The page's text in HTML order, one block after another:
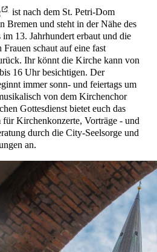
ist nach dem St. Petri-Dom
Bremen und steht in der Nähe des
13. Jahrhundert erbaut und die
schaut auf eine fast
Ihr könnt die Kirche kann von
16 Uhr besichtigen. Der
immer sonn- und feiertags um
von dem Kirchenchor
Gottesdienst bietet euch das
Kirchenkonzerte, Vorträge - und
durch die City-Seelsorge und
an.